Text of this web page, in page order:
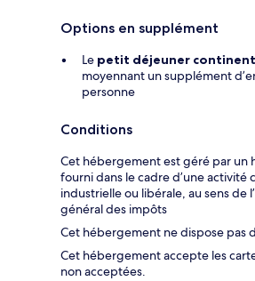
Options en supplément
Le petit déjeuner
moyennant un supplément
personne
Conditions
Cet hébergement est géré par un
fourni dans le cadre d’une activité
industrielle ou libérale, au sens de
général des impôts
Cet hébergement ne dispose pas
Cet hébergement accepte les
non acceptées.